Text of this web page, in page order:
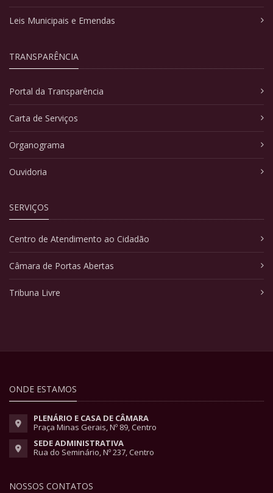
Leis Municipais e Emendas
TRANSPARÊNCIA
Portal da Transparência
Carta de Serviços
Organograma
Ouvidoria
SERVIÇOS
Centro de Atendimento ao Cidadão
Câmara de Portas Abertas
Tribuna Livre
ONDE ESTAMOS
PLENÁRIO E CASA DE CÂMARA
Praça Minas Gerais, Nº 89, Centro
SEDE ADMINISTRATIVA
Rua do Seminário, Nº 237, Centro
NOSSOS CONTATOS